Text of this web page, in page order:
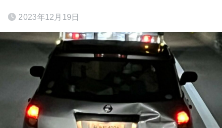
2023年12月19日